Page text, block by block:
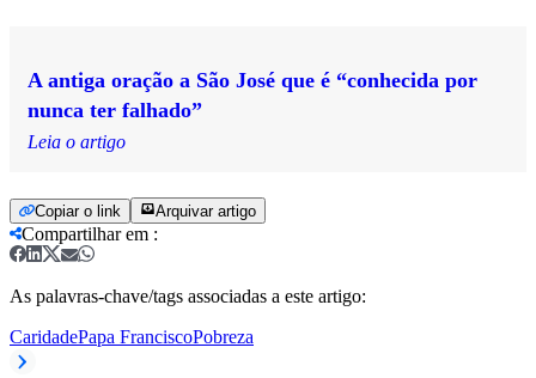
A antiga oração a São José que é “conhecida por
nunca ter falhado”
Leia o artigo
Copiar o link Arquivar artigo
Compartilhar em :
As palavras-chave/tags associadas a este artigo:
CaridadePapa FranciscoPobreza